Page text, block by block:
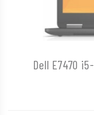
Dell E7470